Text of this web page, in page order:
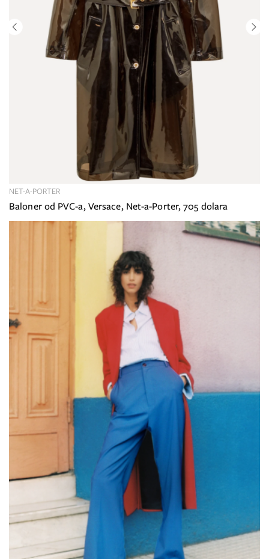
Baloner od PVC-a, Versace, Net-a-Porter, 705 dolara
NET-A-PORTER